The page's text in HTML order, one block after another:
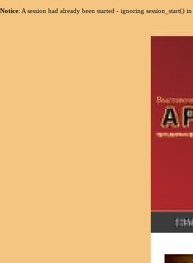
Notice: A session had already been started - ignoring session_start() in